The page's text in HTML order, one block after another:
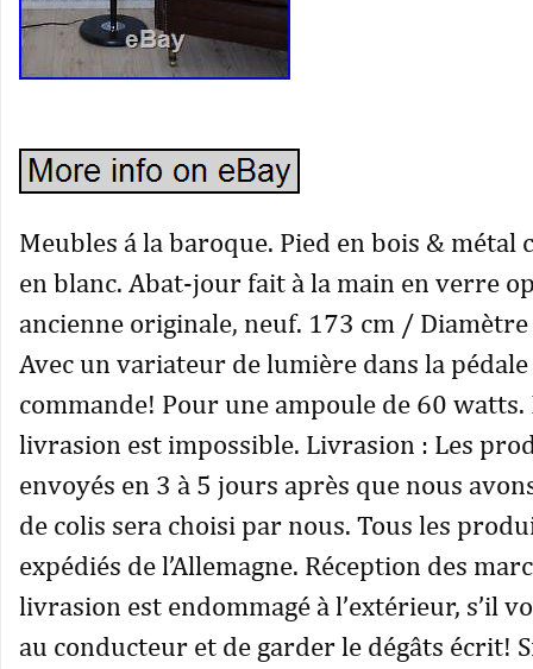
Meubles á la baroque. Pied en bois & métal
en blanc. Abat-jour fait à la main en verre
ancienne originale, neuf. 173 cm /
Avec un variateur de lumière dans la pédale
commande! Pour une ampoule de 60 watts.
livrasion est impossible. Livrasion : Les
envoyés en 3 à 5 jours après que nous
de colis sera choisi par nous. Tous les
expédiés de l’Allemagne. Réception des
livrasion est endommagé à l’extérieur, s’il
au conducteur et de garder le dégâts écrit!